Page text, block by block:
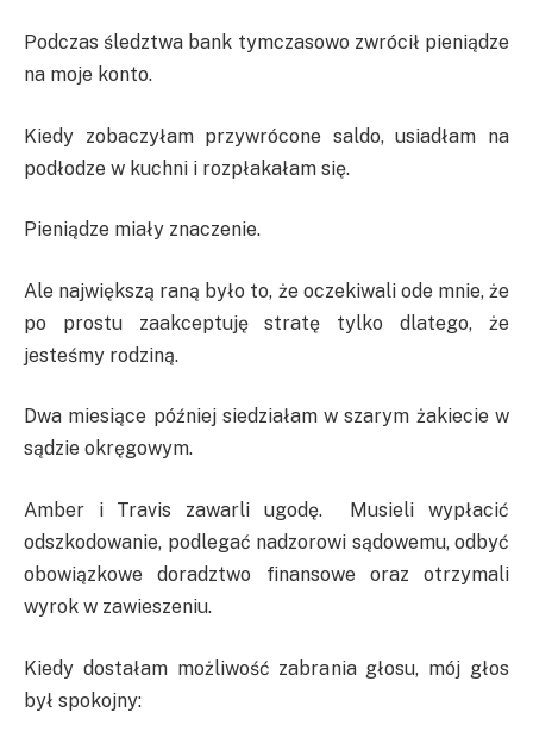
Podczas śledztwa bank tymczasowo zwrócił pieniądze
na moje konto.
Kiedy zobaczyłam przywrócone saldo, usiadłam na
podłodze w kuchni i rozpłakałam się.
Pieniądze miały znaczenie.
Ale największą raną było to, że oczekiwali ode mnie, że
po prostu zaakceptuję stratę tylko dlatego, że
jesteśmy rodziną.
Dwa miesiące później siedziałam w szarym żakiecie w
sądzie okręgowym.
Amber i Travis zawarli ugodę. Musieli wypłacić
odszkodowanie, podlegać nadzorowi sądowemu, odbyć
obowiązkowe doradztwo finansowe oraz otrzymali
wyrok w zawieszeniu.
Kiedy dostałam możliwość zabrania głosu, mój głos
był spokojny: